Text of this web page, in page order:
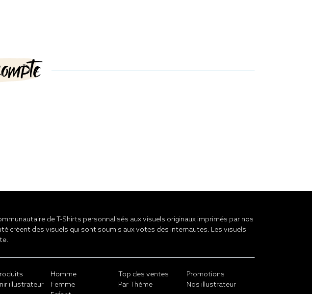
de T-Shirts personnalisés aux visuels originaux imprimés par nos
créent des visuels qui sont soumis aux votes des internautes. Les visuels
illustrateur
Homme
Femme
Top des ventes
Par Thème
Promotions
Nos illustrateur